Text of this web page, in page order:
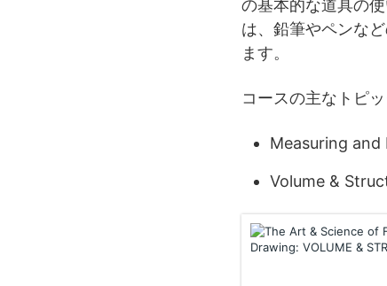
の基本的な道具の
は、鉛筆やペンな
ます。
コースの主なトピ
Measuring
Volume &